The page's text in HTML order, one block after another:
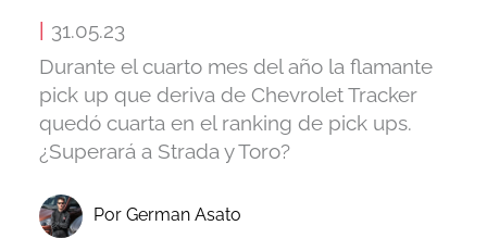
31.05.23
Durante el cuarto mes del año la flamante
pick up que deriva de Chevrolet Tracker
quedó cuarta en el ranking de pick ups.
¿Superará a Strada y Toro?
Por German Asato